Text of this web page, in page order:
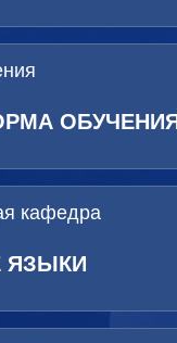
кафедра
ЯЗЫКИ